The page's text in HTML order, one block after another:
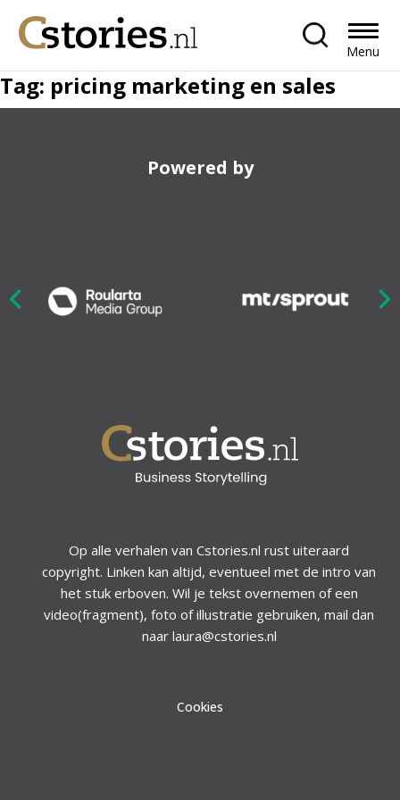
Menu
Tag: pricing marketing en sales
Powered by
Op alle verhalen van Cstories.nl rust uiteraard
copyright. Linken kan altijd, eventueel met de intro van
het stuk erboven. Wil je tekst overnemen of een
video(fragment), foto of illustratie gebruiken, mail dan
naar laura@cstories.nl
Cookies